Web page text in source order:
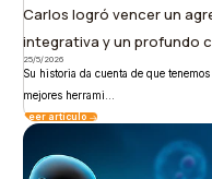
Carlos logró vencer un
integrativa y un profundo
25/5/2026
Su historia da cuenta de que
mejores herrami...
Leer artículo